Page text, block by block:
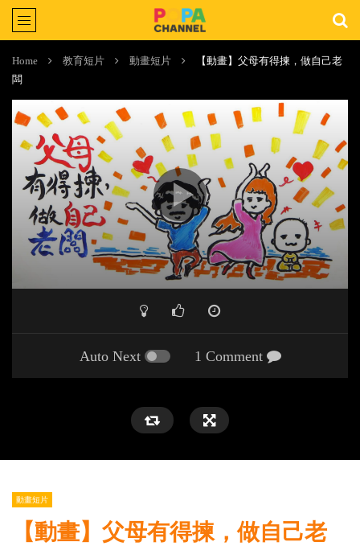
Home 教育短片 動畫短片
【動畫】父母有得揀，做自己老
闆
Auto Next 1 Comment
動畫短片
【動畫】父母有得揀，做自己老